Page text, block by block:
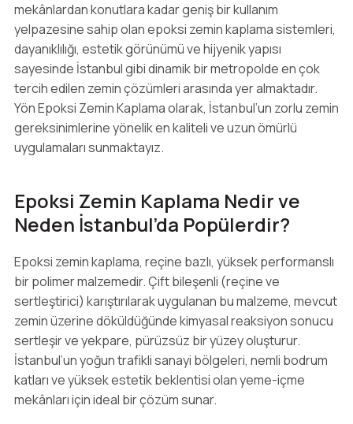
mekânlardan konutlara kadar geniş bir kullanım
yelpazesine sahip olan epoksi zemin kaplama sistemleri,
dayanıklılığı, estetik görünümü ve hijyenik yapısı
sayesinde İstanbul gibi dinamik bir metropolde en çok
tercih edilen zemin çözümleri arasında yer almaktadır.
Yön Epoksi Zemin Kaplama olarak, İstanbul’un zorlu zemin
gereksinimlerine yönelik en kaliteli ve uzun ömürlü
uygulamaları sunmaktayız.
Epoksi Zemin Kaplama Nedir ve
Neden İstanbul’da Popülerdir?
Epoksi zemin kaplama, reçine bazlı, yüksek performanslı
bir polimer malzemedir. Çift bileşenli (reçine ve
sertleştirici) karıştırılarak uygulanan bu malzeme, mevcut
zemin üzerine döküldüğünde kimyasal reaksiyon sonucu
sertleşir ve yekpare, pürüzsüz bir yüzey oluşturur.
İstanbul’un yoğun trafikli sanayi bölgeleri, nemli bodrum
katları ve yüksek estetik beklentisi olan yeme-içme
mekânları için ideal bir çözüm sunar.